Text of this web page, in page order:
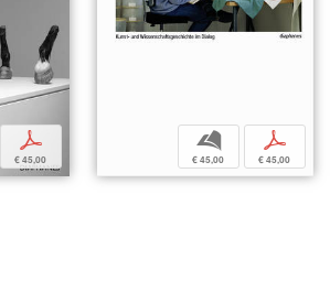
p
€ 45,00
b
€ 45,00
p
€ 45,00